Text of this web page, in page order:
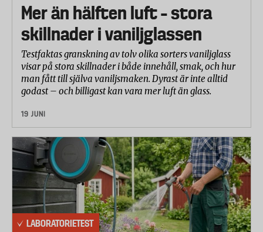
Hårdhet (kompression) vid lägre tryck
Hårdhet (kompression) vid högre tryck
Friktion mot banans underlag
Bollhastighet på banan
Den tekniska mätningen genomfördes på nya bollar
och på samma bollar efter 666 tillslag med en
bollhastighet på 70 km/h, diagonalt mot banans yta,
motsvarande det antal slag som bollen utsätts för
under en inte alltför jämn tre-setare.
Skillnader i bollens egenskaper före och efter
utmattningstestet visar på hur uthållig bollen är.
Bollens vikt minskar efter en tids spel eftersom den
omgivande filten slits.
*) Godkänd avseende de egenskaper som
utvärderats i Testfaktas test.
Mer än hälften luft – stora
skillnader i vaniljglassen
Testfaktas granskning av tolv olika sorters vaniljglass
visar på stora skillnader i både innehåll, smak, och hur
man fått till själva vaniljsmaken. Dyrast är inte alltid
godast – och billigast kan vara mer luft än glass.
19 JUNI
LABORATORIETEST